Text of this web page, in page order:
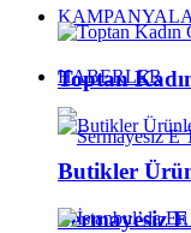
HABERLER
Sermayesiz
Toptan
Butikler